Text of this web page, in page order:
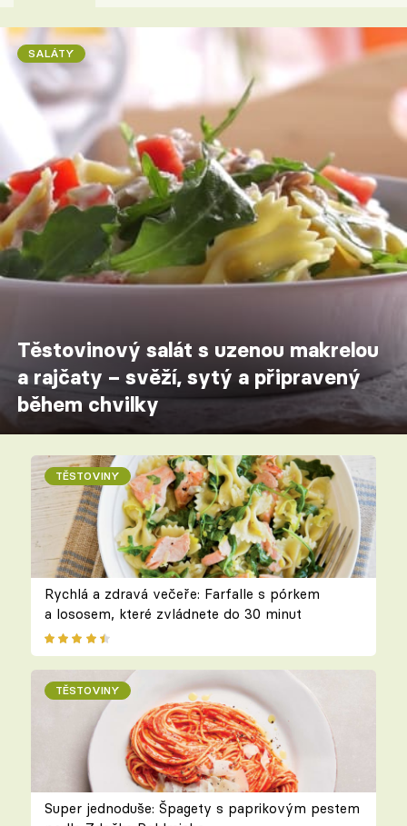
SALÁTY
Těstovinový salát s uzenou makrelou
a rajčaty – svěží, sytý a připravený
během chvilky
TĚSTOVINY
Rychlá a zdravá večeře: Farfalle s pórkem
a lososem, které zvládnete do 30 minut
TĚSTOVINY
Super jednoduše: Špagety s paprikovým pestem